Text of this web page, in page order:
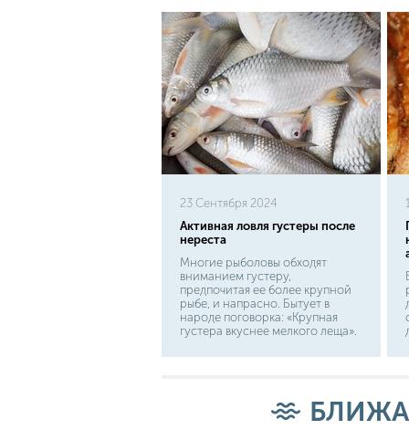
23 Сентября 2024
Активная ловля густеры после
нереста
Многие рыболовы обходят
вниманием густеру,
предпочитая ее более крупной
рыбе, и напрасно. Бытует в
народе поговорка: «Крупная
густера вкуснее мелкого леща».
хороша в любом виде – в